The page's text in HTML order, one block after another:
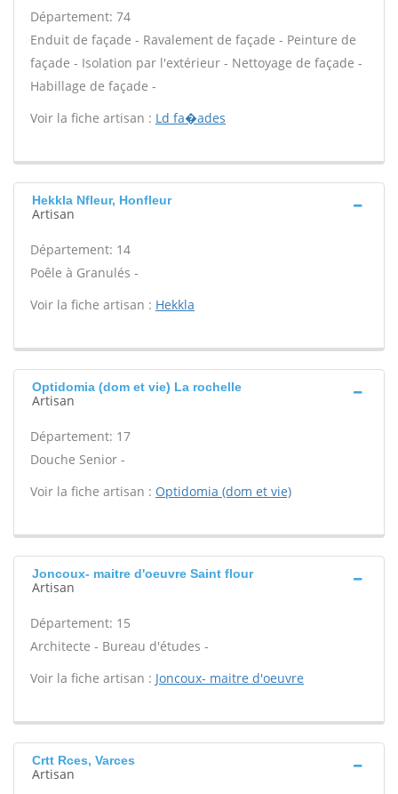
Département: 74
Enduit de façade - Ravalement de façade - Peinture de
façade - Isolation par l'extérieur - Nettoyage de façade -
Habillage de façade -
Voir la fiche artisan : Ld fa�ades
Hekkla Nfleur, Honfleur
Artisan
Département: 14
Poêle à Granulés -
Voir la fiche artisan : Hekkla
Optidomia (dom et vie) La rochelle
Artisan
Département: 17
Douche Senior -
Voir la fiche artisan : Optidomia (dom et vie)
Joncoux- maitre d'oeuvre Saint flour
Artisan
Département: 15
Architecte - Bureau d'études -
Voir la fiche artisan : Joncoux- maitre d'oeuvre
Crtt Rces, Varces
Artisan